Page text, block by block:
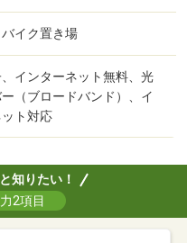
イク置き場
、インターネット無料、光
（ブロードバンド）、イ
ト対応
知りたい！
2項目